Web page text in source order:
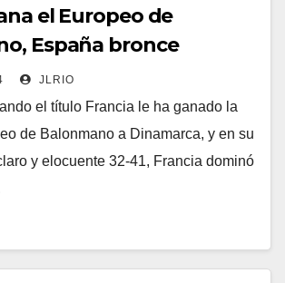
el Europeo de
España bronce
JLRIO
el título Francia le ha ganado la
de Balonmano a Dinamarca, y en su
y elocuente 32-41, Francia dominó